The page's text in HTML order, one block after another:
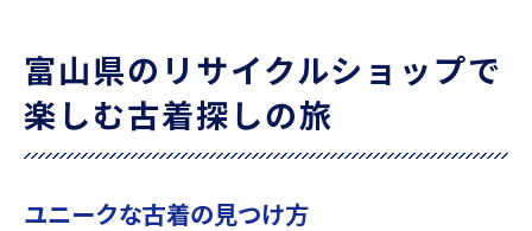
富山県のリサイクルショップで
楽しむ古着探しの旅
ユニークな古着の見つけ方